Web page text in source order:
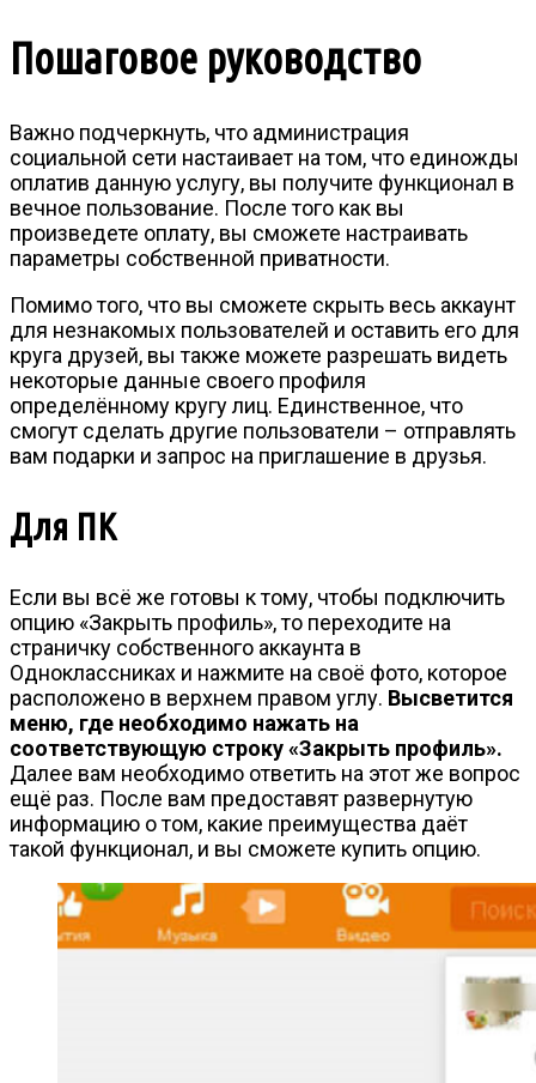
Пошаговое руководство
Важно подчеркнуть, что администрация
социальной сети настаивает на том, что единожды
оплатив данную услугу, вы получите функционал в
вечное пользование. После того как вы
произведете оплату, вы сможете настраивать
параметры собственной приватности.
Помимо того, что вы сможете скрыть весь аккаунт
для незнакомых пользователей и оставить его для
круга друзей, вы также можете разрешать видеть
некоторые данные своего профиля
определённому кругу лиц. Единственное, что
смогут сделать другие пользователи – отправлять
вам подарки и запрос на приглашение в друзья.
Для ПК
Если вы всё же готовы к тому, чтобы подключить
опцию «Закрыть профиль», то переходите на
страничку собственного аккаунта в
Одноклассниках и нажмите на своё фото, которое
расположено в верхнем правом углу. Высветится
меню, где необходимо нажать на
соответствующую строку «Закрыть профиль».
Далее вам необходимо ответить на этот же вопрос
ещё раз. После вам предоставят развернутую
информацию о том, какие преимущества даёт
такой функционал, и вы сможете купить опцию.